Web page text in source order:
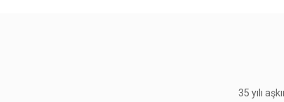
35 yılı